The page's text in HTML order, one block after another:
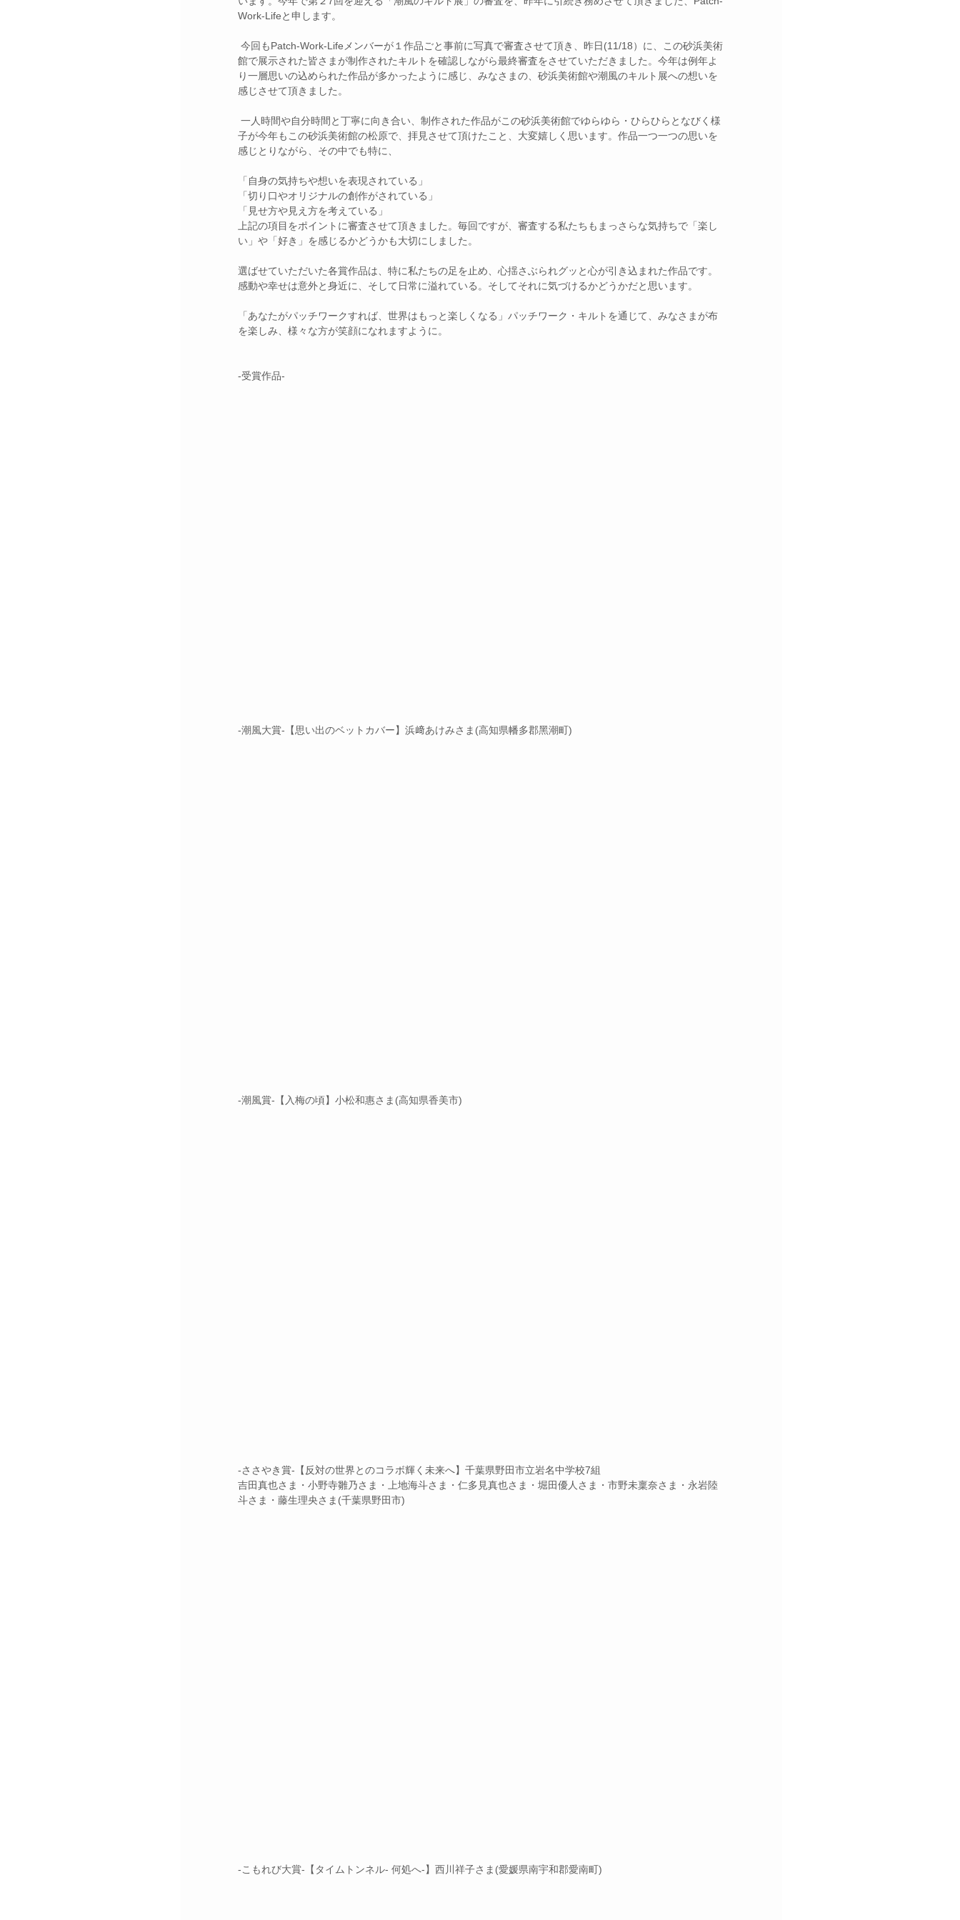
Work-Lifeと申します。
館で展⽰された皆さまが制作されたキルトを確認しながら最終審査をさせていただきました。今年は例年よ
り⼀層思いの込められた作品が多かったように感じ、みなさまの、砂浜美術館や潮⾵のキルト展への想いを
感じさせて頂きました。
⼦が今年もこの砂浜美術館の松原で、拝⾒させて頂けたこと、⼤変嬉しく思います。作品⼀つ⼀つの思いを
感じとりながら、その中でも特に、
「⾃⾝の気持ちや想いを表現されている」
「切り⼝やオリジナルの創作がされている」
「⾒せ⽅や⾒え⽅を考えている」
上記の項⽬をポイントに審査させて頂きました。毎回ですが、審査する私たちもまっさらな気持ちで「楽し
い」や「好き」を感じるかどうかも⼤切にしました。
選ばせていただいた各賞作品は、特に私たちの⾜を⽌め、⼼揺さぶられグッと⼼が引き込まれた作品です。
感動や幸せは意外と⾝近に、そして⽇常に溢れている。そしてそれに気づけるかどうかだと思います。
「あなたがパッチワークすれば、世界はもっと楽しくなる」パッチワーク・キルトを通じて、みなさまが布
を楽しみ、様々な⽅が笑顔になれますように。
-受賞作品-
-潮⾵⼤賞-【思い出のベットカバー】浜﨑あけみさま(⾼知県幡多郡⿊潮町)
-潮⾵賞-【⼊梅の頃】⼩松和惠さま(⾼知県⾹美市)
-ささやき賞-【反対の世界とのコラボ輝く未来へ】千葉県野⽥市⽴岩名中学校7組
吉⽥真也さま・⼩野寺雛乃さま・上地海⽃さま・仁多⾒真也さま・堀⽥優⼈さま・市野未稟奈さま・永岩陸
⽃さま・藤⽣理央さま(千葉県野⽥市)
-こもれび⼤賞-【タイムトンネル- 何処へ-】⻄川祥⼦さま(愛媛県南宇和郡愛南町)